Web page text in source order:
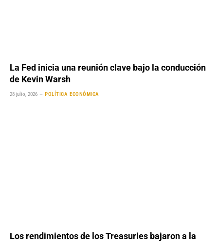
La Fed inicia una reunión clave bajo la conducción
de Kevin Warsh
28 julio, 2026 POLÍTICA ECONÓMICA
Los rendimientos de los Treasuries bajaron a la